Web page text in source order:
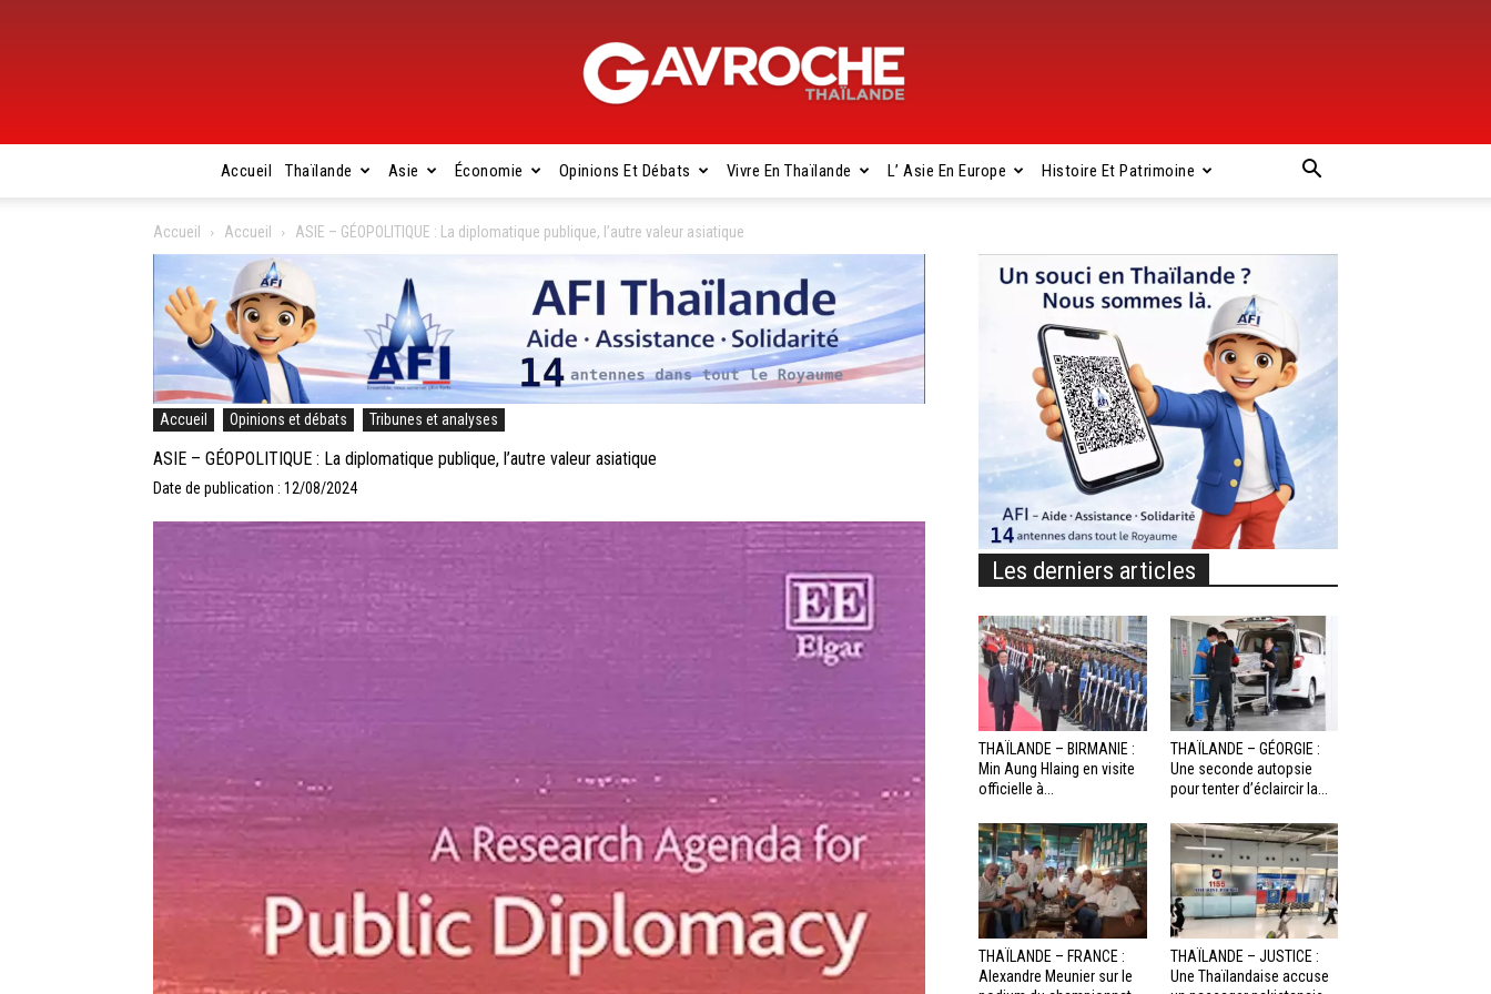
Gavroche
Thaïlande
Accueil Thaïlande Asie Économie Opinions Et Débats Vivre En Thaïlande L’ Asie En Europe Histoire Et Patrimoine
Accueil Accueil ASIE – GÉOPOLITIQUE : La diplomatique publique, l’autre valeur asiatique
Accueil Opinions et débats Tribunes et analyses
ASIE – GÉOPOLITIQUE : La diplomatique publique, l’autre valeur asiatique
Date de publication : 12/08/2024
Les derniers articles
THAÏLANDE – BIRMANIE :
Min Aung Hlaing en visite
officielle à...
THAÏLANDE – GÉORGIE :
Une seconde autopsie
pour tenter d’éclaircir la...
THAÏLANDE – FRANCE :
Alexandre Meunier sur le
THAÏLANDE – JUSTICE :
Une Thaïlandaise accuse